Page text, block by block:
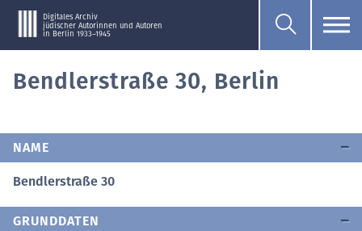
Digitales Archiv
jüdischer Autorinnen und Autoren
in Berlin 1933–1945
Bendlerstraße 30, Berlin
NAME
Bendlerstraße 30
GRUNDDATEN